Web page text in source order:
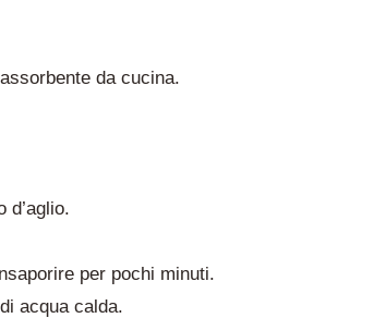
da cucina.
d’aglio.
per pochi minuti.
acqua calda.